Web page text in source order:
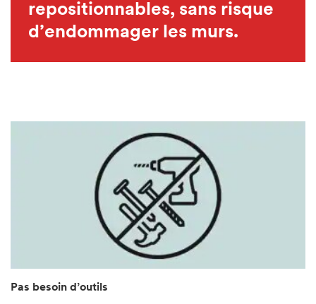
repositionnables, sans risque
d’endommager les murs.
Pas besoin d’outils